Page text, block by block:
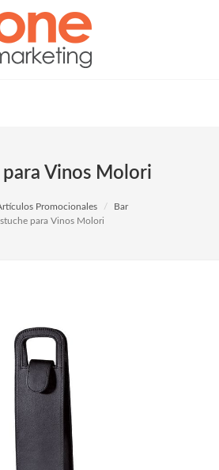
para Vinos Molori
Promocionales
Bar
para Vinos Molori